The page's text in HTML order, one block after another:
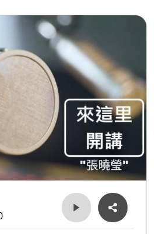
行的特色也希望大家共襄盛舉